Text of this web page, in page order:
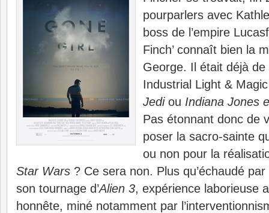
pourparlers avec
boss de l’empire
Finch’ connaît bien la
George. Il était déjà
Industrial Light &
Jediou Indiana Jones
Pas étonnant donc de
poser la sacro-sainte
ou non pour la
Star Wars ? Ce sera non. Plus qu’échaudé par
son tournage d’Alien 3, expérience laborieuse
honnête, miné notamment par